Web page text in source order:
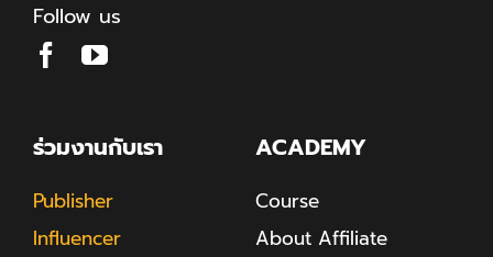
Follow us
ร่วมงานกับเรา
Publisher
Influencer
ACADEMY
Course
About Affiliate